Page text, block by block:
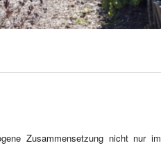
Zusammensetzung nicht nur im